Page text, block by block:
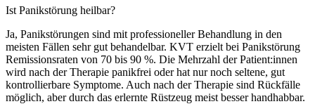
Ist Panikstörung heilbar?
Ja, Panikstörungen sind mit professioneller Behandlung in den
meisten Fällen sehr gut behandelbar. KVT erzielt bei Panikstörung
Remissionsraten von 70 bis 90 %. Die Mehrzahl der Patient:innen
wird nach der Therapie panikfrei oder hat nur noch seltene, gut
kontrollierbare Symptome. Auch nach der Therapie sind Rückfälle
möglich, aber durch das erlernte Rüstzeug meist besser handhabbar.